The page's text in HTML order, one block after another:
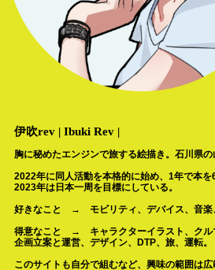
伊吹rev | Ibuki Rev |
胸に秘めたエンジンで旅する絵描き。石川県の
2022年に同人活動を本格的に始め、1年で本を
2023年は日本一周を目標にしている。
好きなこと → モビリティ、デバイス、音楽
得意なこと → キャラクターイラスト、クル
企画立案と運営、デザイン、DTP、旅、運転。
このサイトも自分で組むなど、興味の範囲は広